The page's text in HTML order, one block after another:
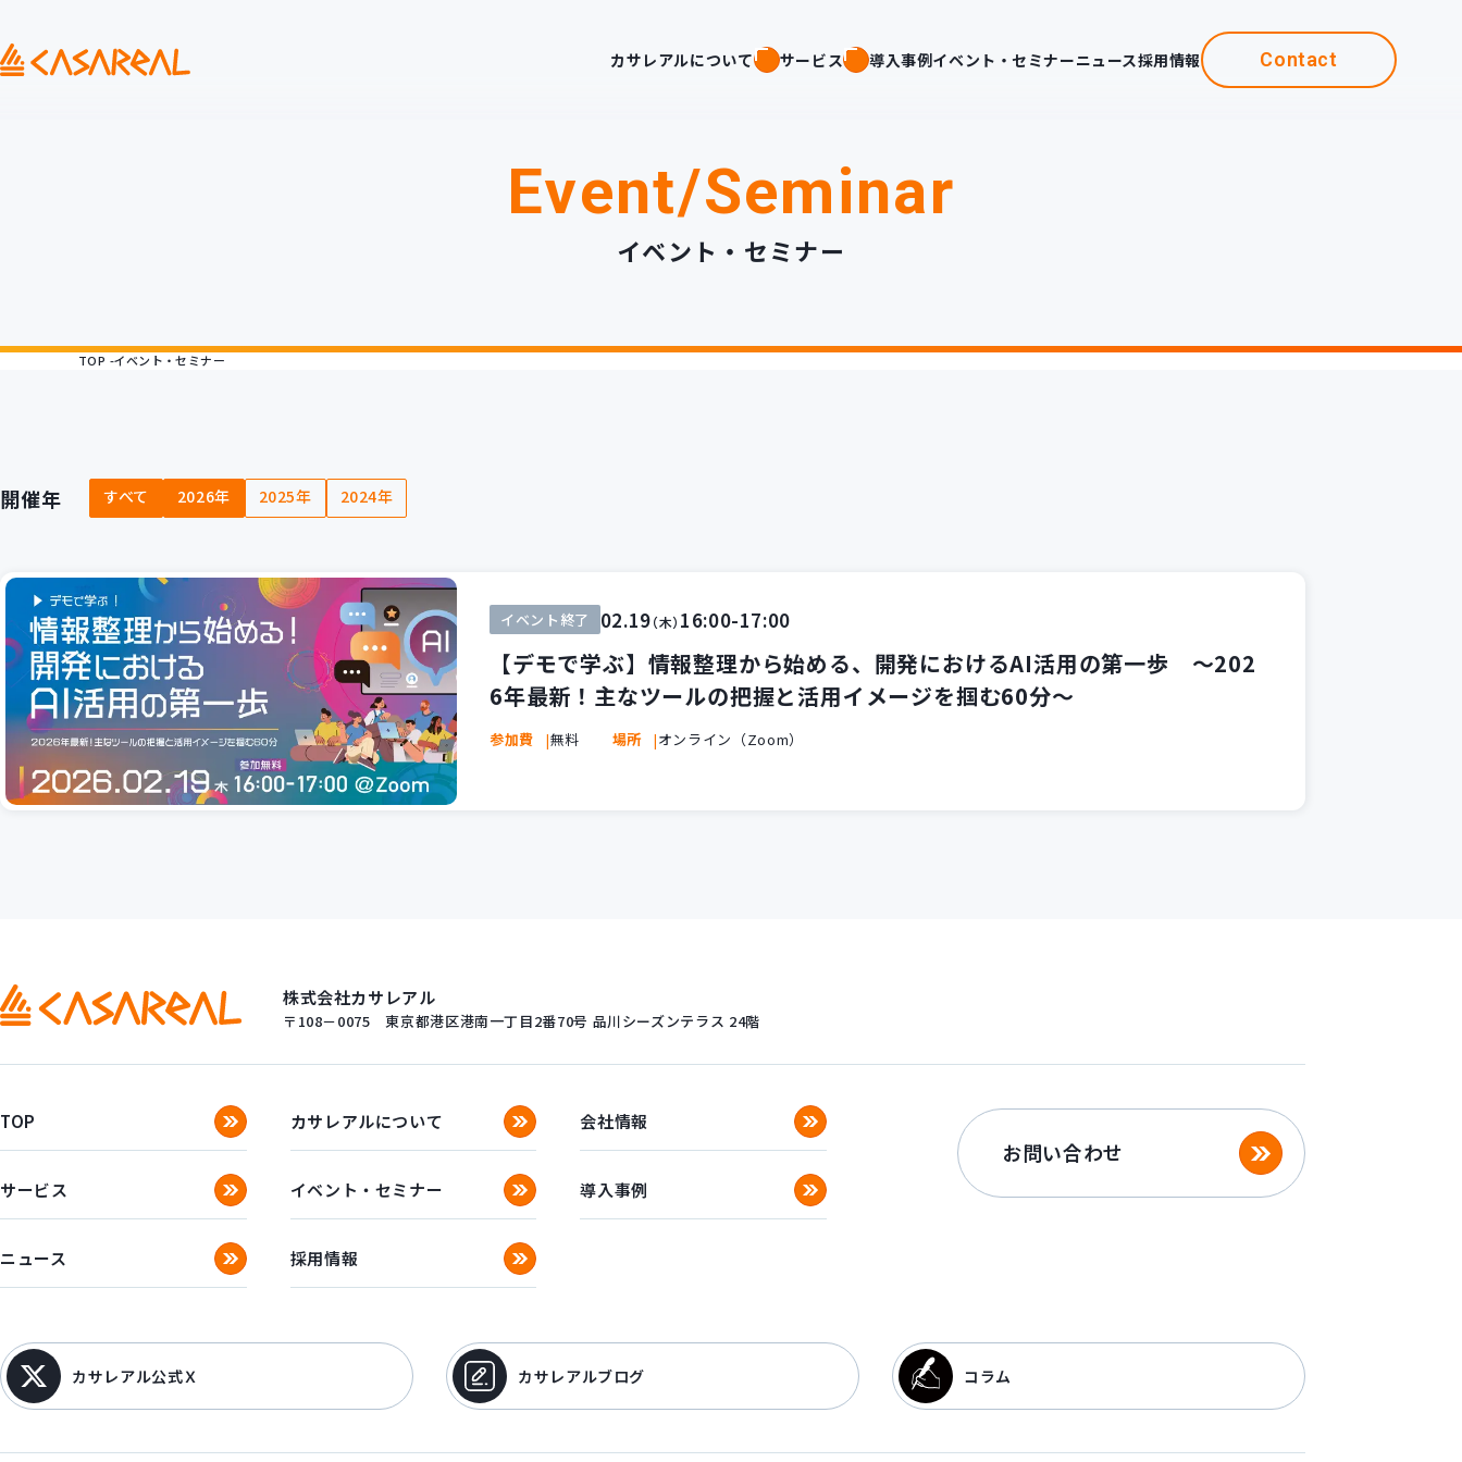
カサレアルについて サービス 導入事例イベント・セミナーニュース採用情報 Contact
Event/Seminar
イベント・セミナー
TOP イベント・セミナー
開催年 すべて 2026年 2025年 2024年
イベント終了 02.19（木） 16:00-17:00
【デモで学ぶ】情報整理から始める、開発におけるAI活用の第一歩 ～202
6年最新！主なツールの把握と活用イメージを掴む60分～
参加費 無料 場所 オンライン（Zoom）
株式会社カサレアル
〒108－0075 東京都港区港南一丁目2番70号 品川シーズンテラス 24階
TOP カサレアルについて 会社情報
サービス イベント・セミナー 導入事例
ニュース 採用情報
お問い合わせ
カサレアル公式Ｘ カサレアルブログ コラム